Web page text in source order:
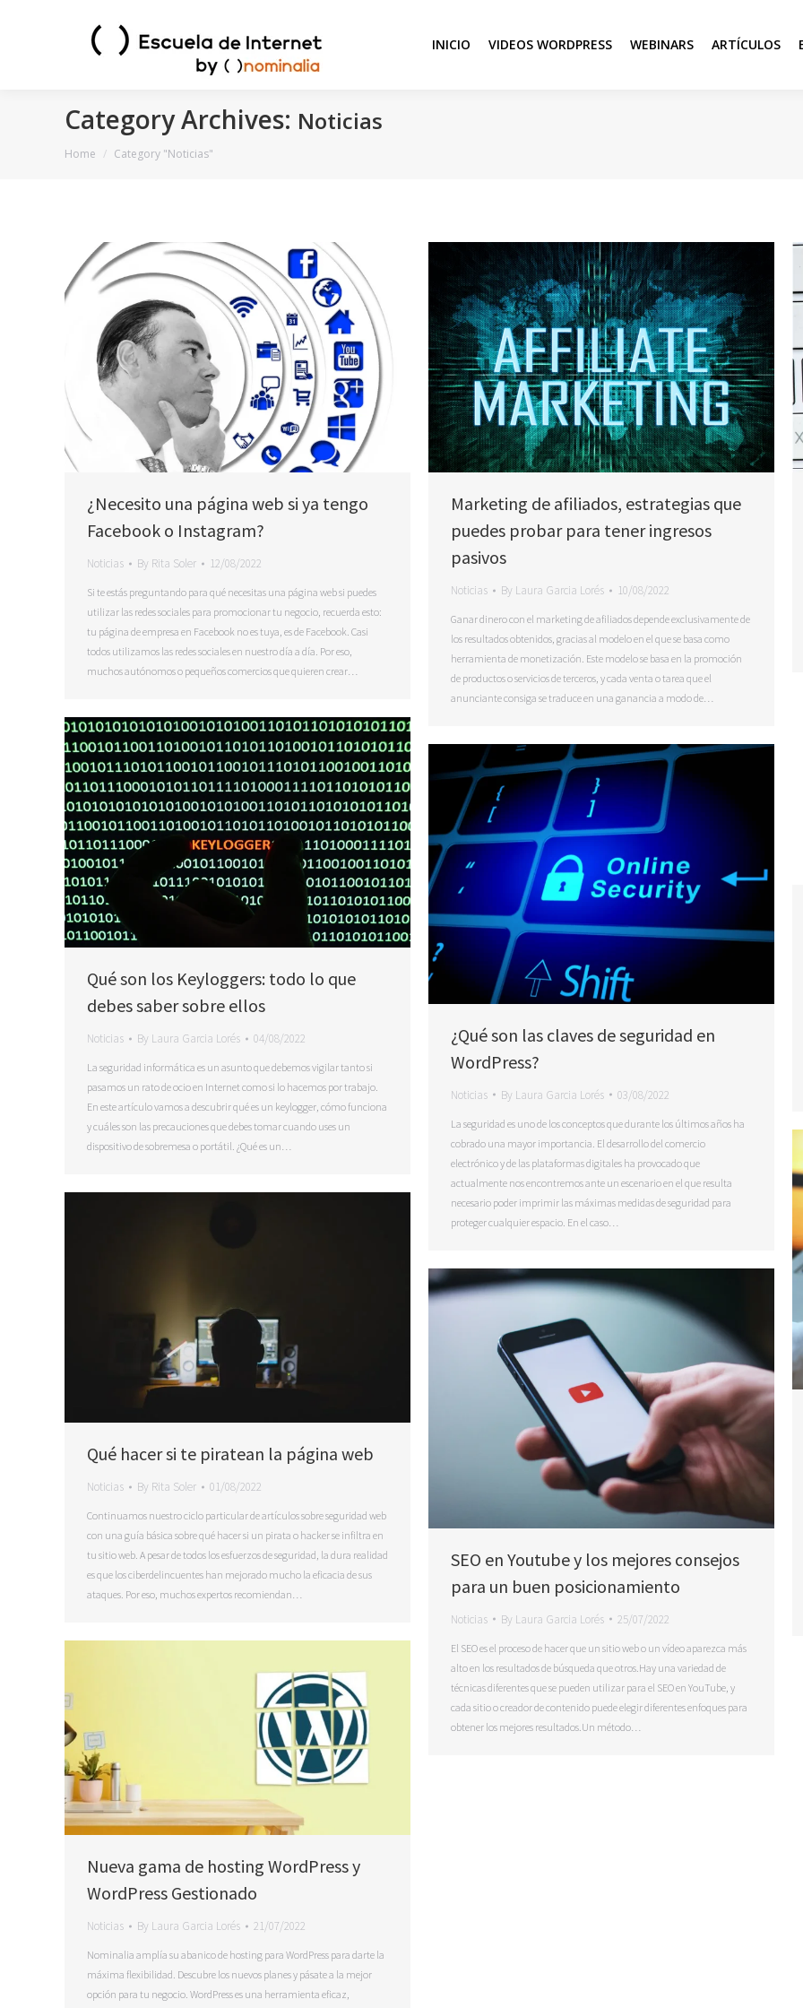
INICIO VIDEOS WORDPRESS WEBINARS ARTÍCULOS
Category Archives: Noticias
You are here:
Home Category "Noticias"
¿Necesito una página web si ya tengo
Facebook o Instagram?
Noticias By Rita Soler 12/08/2022
Si te estás preguntando para qué necesitas una página web si puedes
utilizar las redes sociales para promocionar tu negocio, recuerda esto:
tu página de empresa en Facebook no es tuya, es de Facebook. Casi
todos utilizamos las redes sociales en nuestro día a día. Por eso,
muchos autónomos o pequeños comercios que quieren crear…
Marketing de afiliados, estrategias que
puedes probar para tener ingresos
pasivos
Noticias By Laura Garcia Lorés 10/08/2022
Ganar dinero con el marketing de afiliados depende exclusivamente de
los resultados obtenidos, gracias al modelo en el que se basa como
herramienta de monetización. Este modelo se basa en la promoción
de productos o servicios de terceros, y cada venta o tarea que el
anunciante consiga se traduce en una ganancia a modo de…
Qué son los Keyloggers: todo lo que
debes saber sobre ellos
Noticias By Laura Garcia Lorés 04/08/2022
La seguridad informática es un asunto que debemos vigilar tanto si
pasamos un rato de ocio en Internet como si lo hacemos por trabajo.
En este artículo vamos a descubrir qué es un keylogger, cómo funciona
y cuáles son las precauciones que debes tomar cuando uses un
dispositivo de sobremesa o portátil. ¿Qué es un…
¿Qué son las claves de seguridad en
WordPress?
Noticias By Laura Garcia Lorés 03/08/2022
La seguridad es uno de los conceptos que durante los últimos años ha
cobrado una mayor importancia. El desarrollo del comercio
electrónico y de las plataformas digitales ha provocado que
actualmente nos encontremos ante un escenario en el que resulta
necesario poder imprimir las máximas medidas de seguridad para
proteger cualquier espacio. En el caso…
Qué hacer si te piratean la página web
Noticias By Rita Soler 01/08/2022
Continuamos nuestro ciclo particular de artículos sobre seguridad web
con una guía básica sobre qué hacer si un pirata o hacker se infiltra en
tu sitio web. A pesar de todos los esfuerzos de seguridad, la dura realidad
es que los ciberdelincuentes han mejorado mucho la eficacia de sus
ataques. Por eso, muchos expertos recomiendan…
SEO en Youtube y los mejores consejos
para un buen posicionamiento
Noticias By Laura Garcia Lorés 25/07/2022
El SEO es el proceso de hacer que un sitio web o un vídeo aparezca más
alto en los resultados de búsqueda que otros.Hay una variedad de
técnicas diferentes que se pueden utilizar para el SEO en YouTube, y
cada sitio o creador de contenido puede elegir diferentes enfoques para
obtener los mejores resultados.Un método…
Nueva gama de hosting WordPress y
WordPress Gestionado
Noticias By Laura Garcia Lorés 21/07/2022
Nominalia amplía su abanico de hosting para WordPress para darte la
máxima flexibilidad. Descubre los nuevos planes y pásate a la mejor
opción para tu negocio. WordPress es una herramienta eficaz,